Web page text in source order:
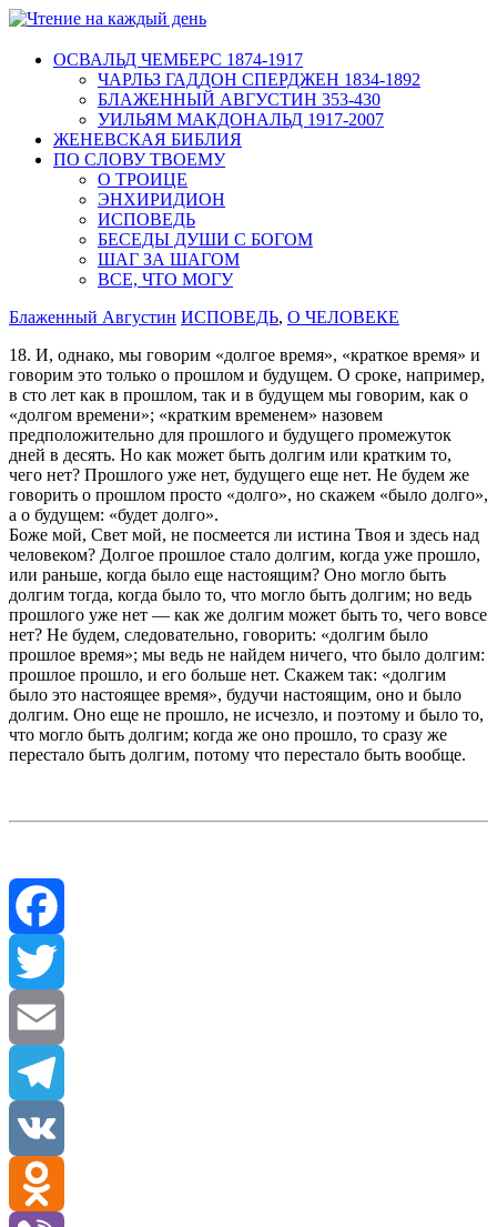
ОСВАЛЬД ЧЕМБЕРС 1874-1917
ЧАРЛЬЗ ГАДДОН СПЕРДЖЕН 1834-1892
БЛАЖЕННЫЙ АВГУСТИН 353-430
УИЛЬЯМ МАКДОНАЛЬД 1917-2007
ЖЕНЕВСКАЯ БИБЛИЯ
ПО СЛОВУ ТВОЕМУ
О ТРОИЦЕ
ЭНХИРИДИОН
ИСПОВЕДЬ
БЕСЕДЫ ДУШИ С БОГОМ
ШАГ ЗА ШАГОМ
ВСЕ, ЧТО МОГУ
Блаженный Августин ИСПОВЕДЬ, О ЧЕЛОВЕКЕ
18. И, однако, мы говорим «долгое время», «краткое время» и
говорим это только о прошлом и будущем. О сроке, например,
в сто лет как в прошлом, так и в будущем мы говорим, как о
«долгом времени»; «кратким временем» назовем
предположительно для прошлого и будущего промежуток
дней в десять. Но как может быть долгим или кратким то,
чего нет? Прошлого уже нет, будущего еще нет. Не будем же
говорить о прошлом просто «долго», но скажем «было долго»,
а о будущем: «будет долго».
Боже мой, Свет мой, не посмеется ли истина Твоя и здесь над
человеком? Долгое прошлое стало долгим, когда уже прошло,
или раньше, когда было еще настоящим? Оно могло быть
долгим тогда, когда было то, что могло быть долгим; но ведь
прошлого уже нет — как же долгим может быть то, чего вовсе
нет? Не будем, следовательно, говорить: «долгим было
прошлое время»; мы ведь не найдем ничего, что было долгим:
прошлое прошло, и его больше нет. Скажем так: «долгим
было это настоящее время», будучи настоящим, оно и было
долгим. Оно еще не прошло, не исчезло, и поэтому и было то,
что могло быть долгим; когда же оно прошло, то сразу же
перестало быть долгим, потому что перестало быть вообще.
Facebook
Twitter
Email
Telegram
VK